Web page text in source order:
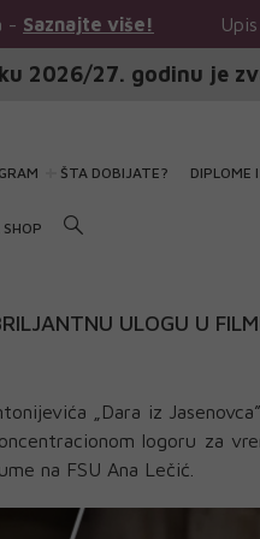
Upis bez
2026/27. godinu je
ŠTA DOBIJATE? DIPLOME
SHOP
ULOGU U
„Dara iz
logoru za
na FSU Ana Lečić.